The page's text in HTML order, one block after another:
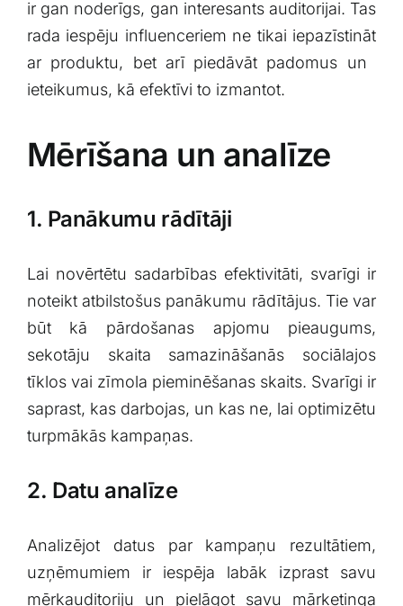
ir gan noderīgs, gan interesants⁣ auditorijai. Tas
rada iespēju influenceriem ne ‍tikai iepazīstināt
ar produktu, ⁢bet‌ arī piedāvāt padomus un ​
ieteikumus, kā efektīvi to⁤ izmantot.
Mērīšana un analīze
1.⁤ Panākumu rādītāji
Lai novērtētu sadarbības⁣ efektivitāti, svarīgi ir
noteikt atbilstošus panākumu rādītājus. Tie var
būt⁢ kā‌ pārdošanas apjomu pieaugums,
sekotāju skaita samazināšanās sociālajos
tīklos​ vai ​zīmola pieminēšanas skaits. Svarīgi ir
saprast, kas darbojas, un kas ⁤ne,‌ lai optimizētu
turpmākās kampaņas.
2. Datu analīze
Analizējot datus par kampaņu‍ rezultātiem,
uzņēmumiem ir ⁢iespēja labāk izprast ‌savu
⁣mērķauditoriju un⁣ pielāgot savu mārketinga